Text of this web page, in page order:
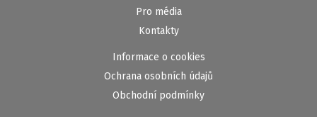
Pro média
Kontakty
Informace o cookies
Ochrana osobních údajů
Obchodní podmínky